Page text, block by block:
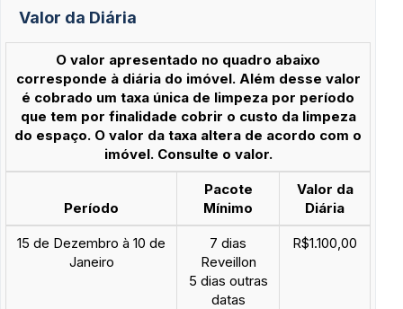
Valor da Diária
O valor apresentado no quadro abaixo
corresponde à diária do imóvel. Além desse valor
é cobrado um taxa única de limpeza por período
que tem por finalidade cobrir o custo da limpeza
do espaço. O valor da taxa altera de acordo com o
imóvel. Consulte o valor.
Período
Pacote
Mínimo
Valor da
Diária
15 de Dezembro à 10 de
Janeiro
7 dias
Reveillon
5 dias outras
datas
R$1.100,00